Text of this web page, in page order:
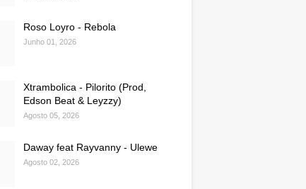
Roso Loyro - Rebola
Junho 01, 2026
Xtrambolica - Pilorito (Prod,
Edson Beat & Leyzzy)
Agosto 05, 2026
Daway feat Rayvanny - Ulewe
Agosto 02, 2026